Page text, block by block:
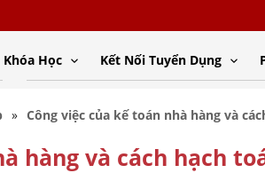
Khóa Học Kết Nối Tuyển Dụng
Công việc của kế toán nhà hàng và
hàng và cách hạch